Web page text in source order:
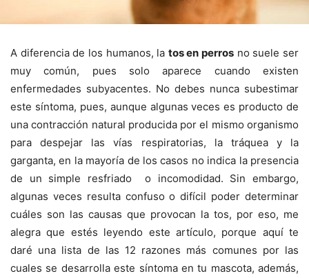
A diferencia de los humanos, la tos en perros no suele ser
muy común, pues solo aparece cuando existen
enfermedades subyacentes. No debes nunca subestimar
este síntoma, pues, aunque algunas veces es producto de
una contracción natural producida por el mismo organismo
para despejar las vías respiratorias, la tráquea y la
garganta, en la mayoría de los casos no indica la presencia
de un simple resfriado o incomodidad. Sin embargo,
algunas veces resulta confuso o difícil poder determinar
cuáles son las causas que provocan la tos, por eso, me
alegra que estés leyendo este artículo, porque aquí te
daré una lista de las 12 razones más comunes por las
cuales se desarrolla este síntoma en tu mascota, además,